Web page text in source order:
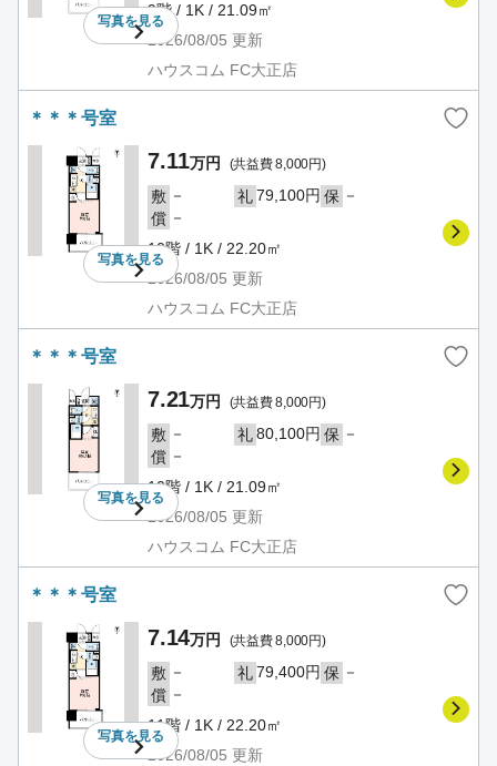
写真を見る
9階 / 1K / 21.09㎡
2026/08/05 更新
ハウスコム FC大正店
＊＊＊号室
写真を見る
7.11万円 (共益費 8,000円)
敷 － 礼79,100円 保 －
償 －
10階 / 1K / 22.20㎡
2026/08/05 更新
ハウスコム FC大正店
＊＊＊号室
写真を見る
7.21万円 (共益費 8,000円)
敷 － 礼80,100円 保 －
償 －
10階 / 1K / 21.09㎡
2026/08/05 更新
ハウスコム FC大正店
＊＊＊号室
写真を見る
7.14万円 (共益費 8,000円)
敷 － 礼79,400円 保 －
償 －
11階 / 1K / 22.20㎡
2026/08/05 更新